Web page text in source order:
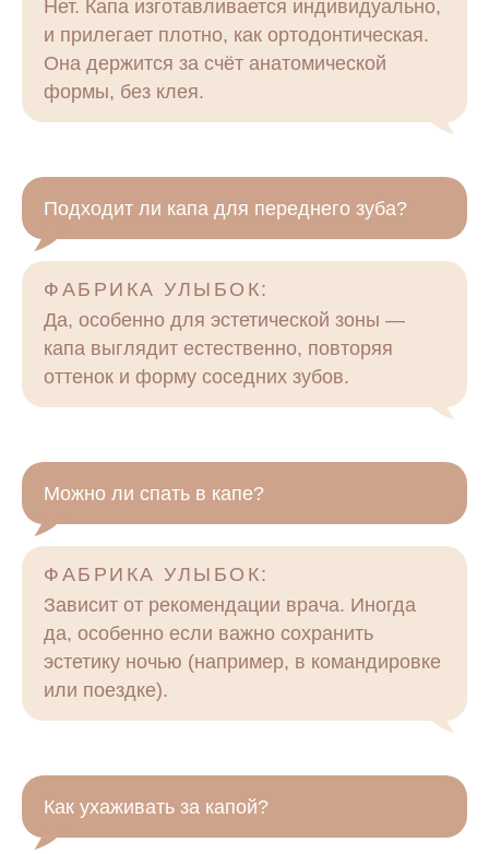
Нет. Капа изготавливается индивидуально,
и прилегает плотно, как ортодонтическая.
Она держится за счёт анатомической
формы, без клея.
Подходит ли капа для переднего зуба?
ФАБРИКА УЛЫБОК:
Да, особенно для эстетической зоны —
капа выглядит естественно, повторяя
оттенок и форму соседних зубов.
Можно ли спать в капе?
ФАБРИКА УЛЫБОК:
Зависит от рекомендации врача. Иногда
да, особенно если важно сохранить
эстетику ночью (например, в командировке
или поездке).
Как ухаживать за капой?